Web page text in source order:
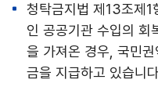
청탁금지법 제13조제1
인 공공기관 수입의 회
을 가져온 경우, 국민
금을 지급하고 있습니